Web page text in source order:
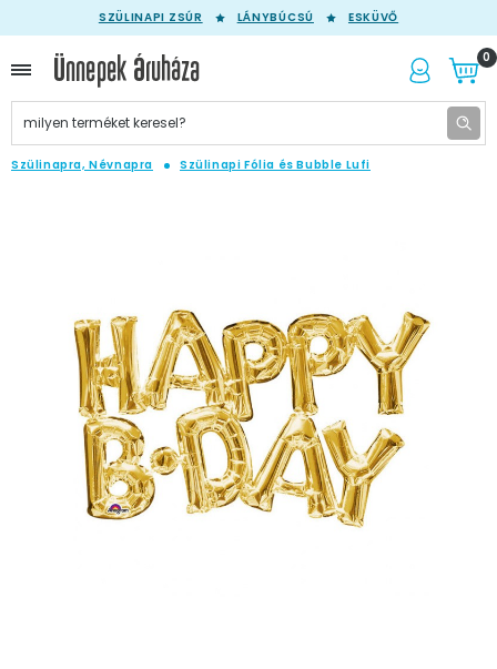
SZÜLINAPI ZSÚR LÁNYBÚCSÚ ESKÜVŐ
0
Szülinapra, Névnapra Szülinapi Fólia és Bubble Lufi